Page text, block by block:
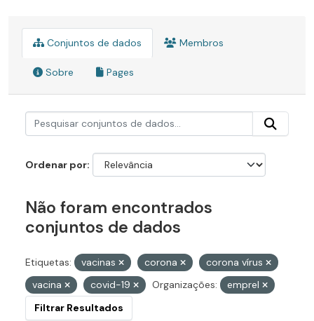
Conjuntos de dados Membros
Sobre Pages
Ordenar por
Não foram encontrados
conjuntos de dados
Etiquetas: vacinas corona
corona vírus
vacina
covid-19 Organizações:
emprel
Filtrar Resultados